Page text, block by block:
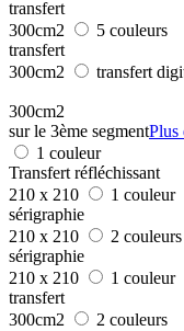
transfert
300cm2
5 couleurs
transfert
300cm2
transfert
300cm2
sur le 3ème segmentPlus
1 couleur
Transfert réfléchissant
210 x 210
1 couleur
sérigraphie
210 x 210
2 couleurs
sérigraphie
210 x 210
1 couleur
transfert
300cm2
2 couleurs